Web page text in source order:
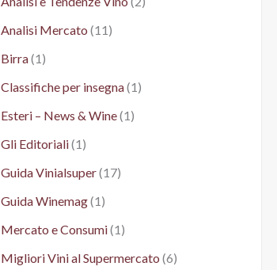
Analisi Mercato (11)
Birra(1)
Classifiche per insegna(1)
Esteri – News & Wine(1)
Gli Editoriali(1)
Guida Vinialsuper(17)
Guida Winemag(1)
Mercato e Consumi(1)
Migliori Vini al Supermercato (6)